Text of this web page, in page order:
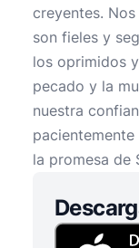
creyentes.
son fieles y
los oprimidos
pecado y la
nuestra
la promesa de